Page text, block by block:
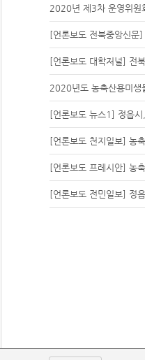
2020년 제3차 운영위원
[언론보도 전북중앙신문
[언론보도 대학저널] 전
2020년도 농축산용미생
[언론보도 뉴스1] 정읍
[언론보도 천지일보] 농
[언론보도 프레시안] 농
[언론보도 전민일보] 정